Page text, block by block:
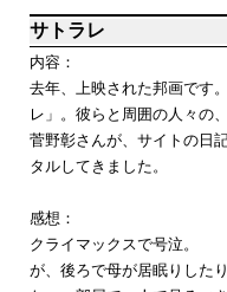
サトラレ
内容：
去年、上映された邦画です
レ」。彼らと周囲の人々の
菅野彰さんが、サイトの日
タルしてきました。
感想：
クライマックスで号泣。
が、後ろで母が居眠りした